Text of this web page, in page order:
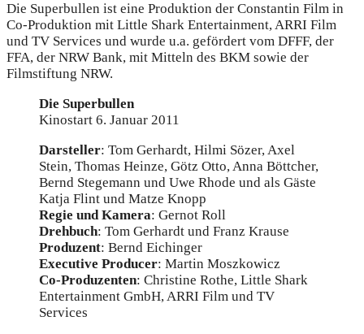
Die Superbullen ist eine Produktion der Constantin Film in
Co-Produktion mit Little Shark Entertainment, ARRI Film
und TV Services und wurde u.a. gefördert vom DFFF, der
FFA, der NRW Bank, mit Mitteln des BKM sowie der
Filmstiftung NRW.
Die Superbullen
Kinostart 6. Januar 2011
Darsteller: Tom Gerhardt, Hilmi Sözer, Axel
Stein, Thomas Heinze, Götz Otto, Anna Böttcher,
Bernd Stegemann und Uwe Rhode und als Gäste
Katja Flint und Matze Knopp
Regie und Kamera: Gernot Roll
Drehbuch: Tom Gerhardt und Franz Krause
Produzent: Bernd Eichinger
Executive Producer: Martin Moszkowicz
Co-Produzenten: Christine Rothe, Little Shark
Entertainment GmbH, ARRI Film und TV
Services